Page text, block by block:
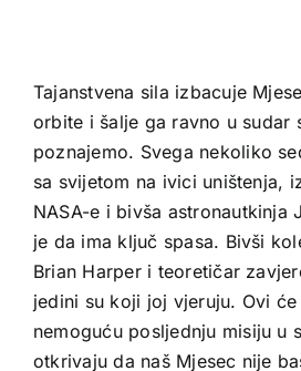
Tajanstvena sila izbacuje
orbite i šalje ga ravno u sudar
poznajemo. Svega nekoliko
sa svijetom na ivici uništenja,
NASA-e i bivša astronautkinja
je da ima ključ spasa. Bivši
Brian Harper i teoretičar
jedini su koji joj vjeruju. Ovi
nemoguću posljednju misiju u
otkrivaju da naš Mjesec nije